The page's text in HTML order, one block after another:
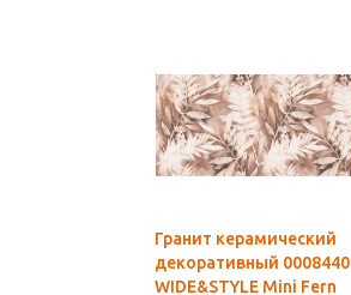
Гранит керамический
декоративный 0008440
WIDE&STYLE Mini Fern